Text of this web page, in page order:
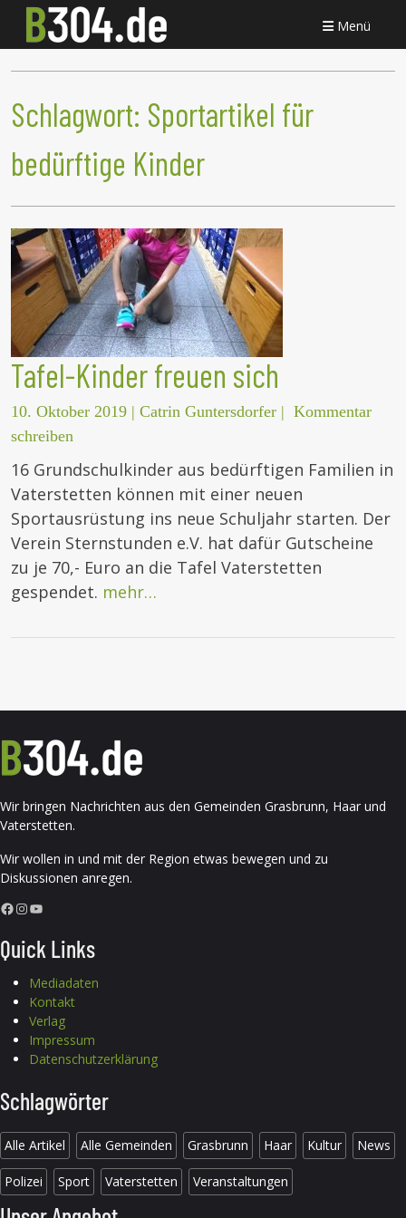
Menü
Schlagwort: Sportartikel für
bedürftige Kinder
Tafel-Kinder freuen sich
10. Oktober 2019 | Catrin Guntersdorfer | Kommentar
schreiben
16 Grundschulkinder aus bedürftigen Familien in
Vaterstetten können mit einer neuen
Sportausrüstung ins neue Schuljahr starten. Der
Verein Sternstunden e.V. hat dafür Gutscheine
zu je 70,- Euro an die Tafel Vaterstetten
gespendet. mehr…
Wir bringen Nachrichten aus den Gemeinden Grasbrunn, Haar und
Vaterstetten.
Wir wollen in und mit der Region etwas bewegen und zu
Diskussionen anregen.
Facebook InstagramYouTube
Quick Links
Mediadaten
Kontakt
Verlag
Impressum
Datenschutzerklärung
Schlagwörter
Alle Artikel Alle Gemeinden Grasbrunn Haar Kultur News
Polizei Sport Vaterstetten Veranstaltungen